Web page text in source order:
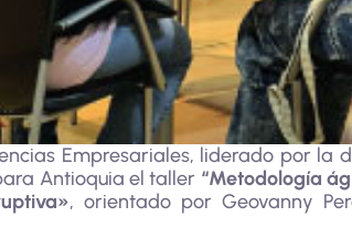
Empresariales, liderado por la
Antioquia el taller “Metodología
, orientado por Geovanny